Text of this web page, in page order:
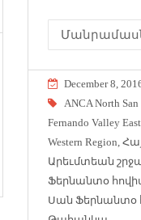
Մանրամասն
December 8,
ANCA North
Fernando Valley East
Western Region,
Արեւմտեան
Ֆերնանտօ
Սան Ֆերնանտօ